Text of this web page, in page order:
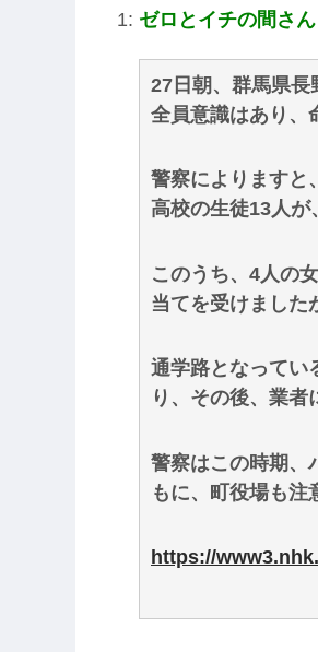
1: ゼロとイチの間さん
27日朝、群馬県長
全員意識はあり、
警察によりますと
高校の生徒13人が
このうち、4人の
当てを受けました
通学路となってい
り、その後、業者
警察はこの時期、
もに、町役場も注
https://